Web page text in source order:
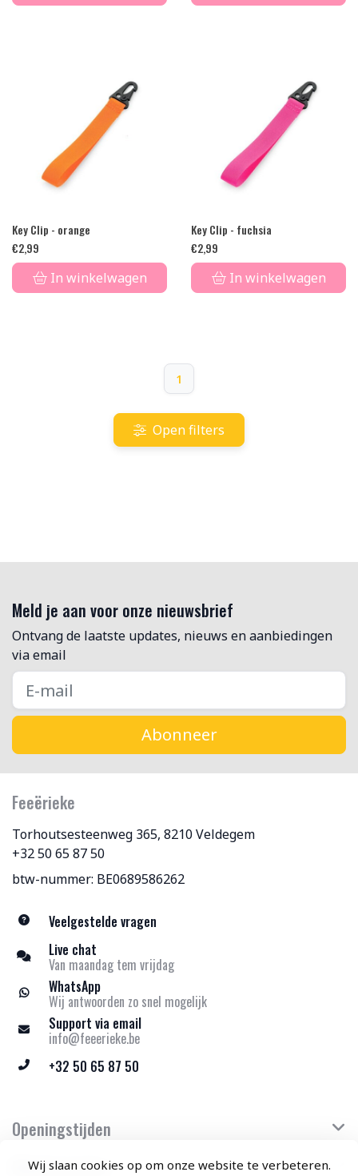
Wij slaan cookies op om onze website te verbeteren.
Key Clip - orange
€2,99
In winkelwagen
Key Clip - fuchsia
€2,99
In winkelwagen
1
Open filters
Meld je aan voor onze nieuwsbrief
Ontvang de laatste updates, nieuws en aanbiedingen
via email
Abonneer
Feeërieke
Torhoutsesteenweg 365, 8210 Veldegem
+32 50 65 87 50
btw-nummer: BE0689586262
Veelgestelde vragen
Live chat
Van maandag tem vrijdag
WhatsApp
Wij antwoorden zo snel mogelijk
Support via email
info@feeerieke.be
+32 50 65 87 50
Openingstijden
Klantenservice